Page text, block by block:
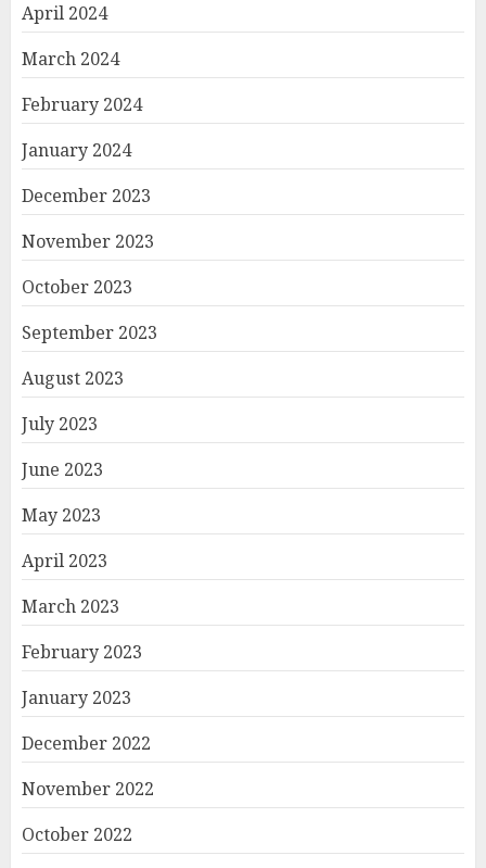
April 2024
March 2024
February 2024
January 2024
December 2023
November 2023
October 2023
September 2023
August 2023
July 2023
June 2023
May 2023
April 2023
March 2023
February 2023
January 2023
December 2022
November 2022
October 2022